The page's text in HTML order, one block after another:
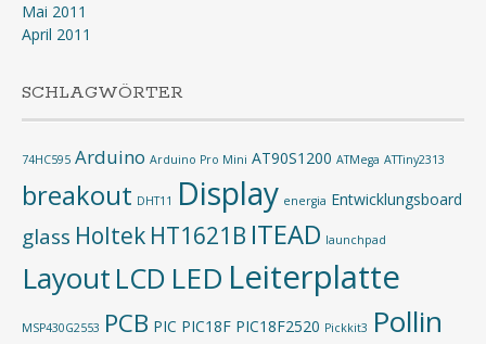
Mai 2011
April 2011
SCHLAGWÖRTER
74HC595 Arduino Arduino Pro Mini AT90S1200 ATMega ATTiny2313
breakout DHT11 Display energia Entwicklungsboard
glass Holtek HT1621B ITEAD launchpad
Layout LCD LED Leiterplatte
MSP430G2553 PCB PIC PIC18F PIC18F2520 Pickkit3 Pollin